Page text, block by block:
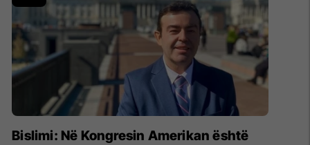
Bislimi: Në Kongresin Amerikan është